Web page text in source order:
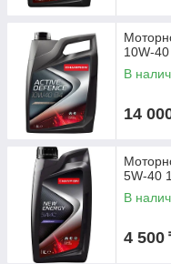
10W-
В
14
5W-40
В
4 500